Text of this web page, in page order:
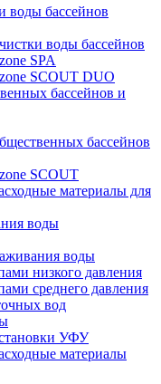
воды бассейнов
воды бассейнов
SPA
SCOUT DUO
бассейнов и
бассейнов
SCOUT
материалы для
воды
воды
низкого давления
среднего давления
вод
УФУ
материалы